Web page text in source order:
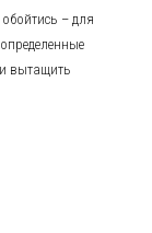
– для
вытащить